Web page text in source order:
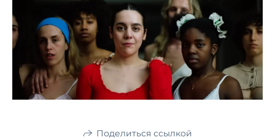
Поделиться ссылкой